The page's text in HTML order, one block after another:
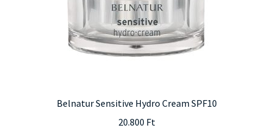
Belnatur Sensitive Hydro Cream SPF10
20.800 Ft